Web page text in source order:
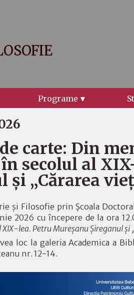
Programe
carte: Din
secolul al
și „Cărarea
și Filosofie prin Școala
2026 cu începere de la ora
lea. Petru Mureșanu Șireganul și
loc la galeria Academica a
nr. 12-14.